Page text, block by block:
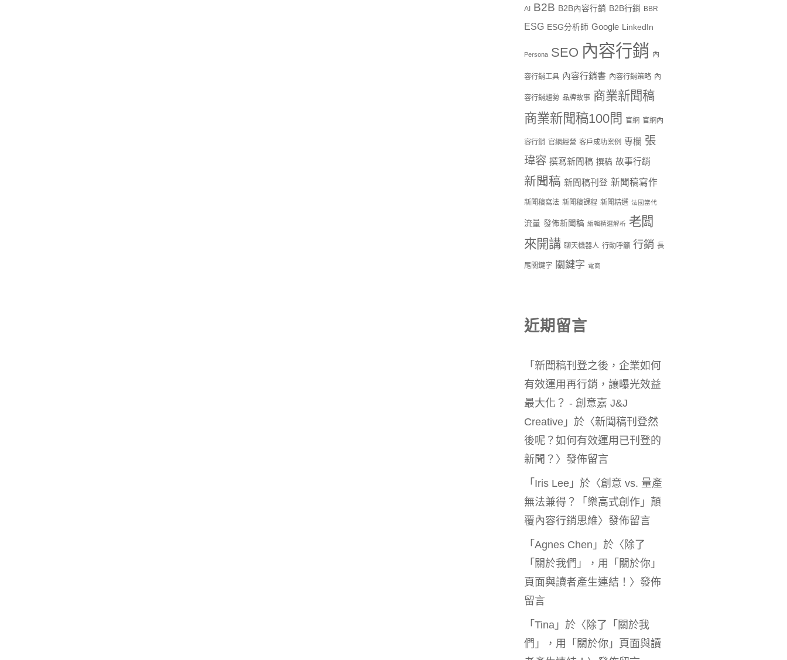
AI B2B B2B內容行銷 B2B行銷 BBR
ESG ESG分析師 Google LinkedIn
Persona SEO 內容行銷 內
容行銷工具 內容行銷書 內容行銷策略 內
容行銷趨勢 品牌故事 商業新聞稿
商業新聞稿100問 官網 官網內
容行銷 官網經營 客戶成功案例 專欄 張
瑋容 撰寫新聞稿 撰稿 故事行銷
新聞稿 新聞稿刊登 新聞稿寫作
新聞稿寫法 新聞稿課程 新聞精選 法國當代
流量 發佈新聞稿 編輯精選解析 老闆
來開講 聊天機器人 行動呼籲 行銷 長
尾關鍵字 關鍵字 電商
近期留言
「 新聞稿刊登之後，企業如何
有效運用再行銷，讓曝光效益
最大化？ - 創意嘉 J&J
Creative 」於〈新聞稿刊登然
後呢？如何有效運用已刊登的
新聞？ 〉發佈留言
「 Iris Lee 」於〈創意 vs. 量產
無法兼得？「樂高式創作」顛
覆內容行銷思維〉發佈留言
「 Agnes Chen 」於〈 除了
「關於我們」，用「關於你」
頁面與讀者產生連結！ 〉發佈
留言
「 Tina 」於〈 除了「關於我
們」，用「關於你」頁面與讀